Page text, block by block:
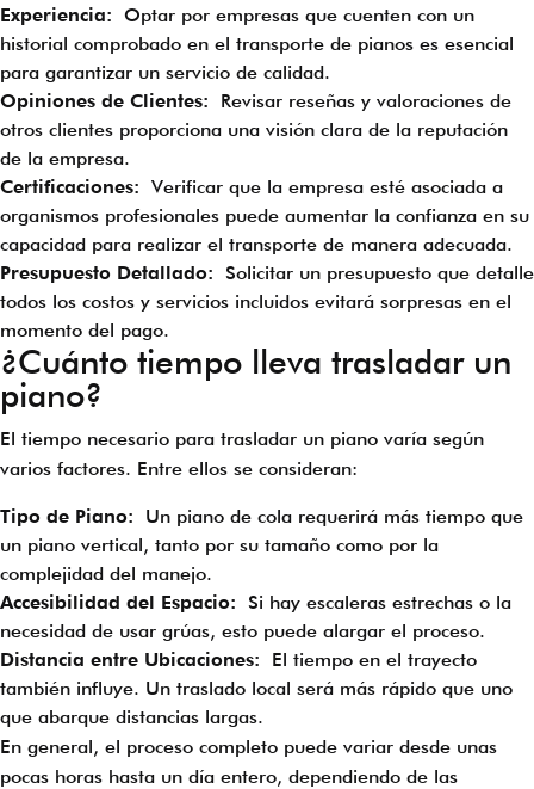
Experiencia: Optar por empresas que cuenten con un
historial comprobado en el transporte de pianos es esencial
para garantizar un servicio de calidad.
Opiniones de Clientes: Revisar reseñas y valoraciones de
otros clientes proporciona una visión clara de la reputación
de la empresa.
Certificaciones: Verificar que la empresa esté asociada a
organismos profesionales puede aumentar la confianza en su
capacidad para realizar el transporte de manera adecuada.
Presupuesto Detallado: Solicitar un presupuesto que detalle
todos los costos y servicios incluidos evitará sorpresas en el
momento del pago.
¿Cuánto tiempo lleva trasladar un
piano?
El tiempo necesario para trasladar un piano varía según
varios factores. Entre ellos se consideran:
Tipo de Piano: Un piano de cola requerirá más tiempo que
un piano vertical, tanto por su tamaño como por la
complejidad del manejo.
Accesibilidad del Espacio: Si hay escaleras estrechas o la
necesidad de usar grúas, esto puede alargar el proceso.
Distancia entre Ubicaciones: El tiempo en el trayecto
también influye. Un traslado local será más rápido que uno
que abarque distancias largas.
En general, el proceso completo puede variar desde unas
pocas horas hasta un día entero, dependiendo de las